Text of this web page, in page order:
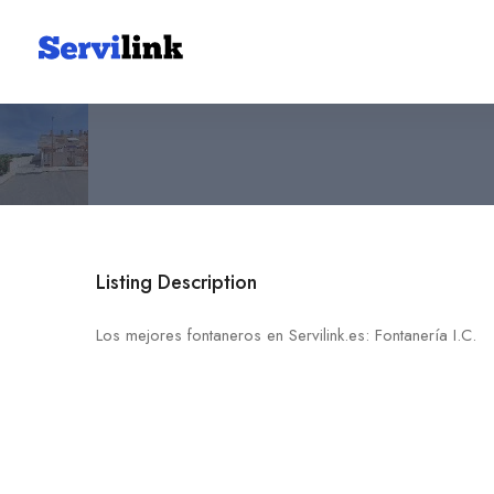
Fontanería I.C.
Listing Description
Los mejores fontaneros en Servilink.es: Fontanería I.C.